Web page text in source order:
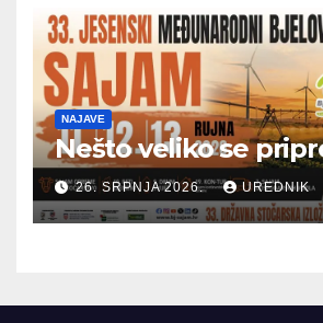
NAJAVE
Nešto veliko se
26. SRPNJA 2026. UREDNIK